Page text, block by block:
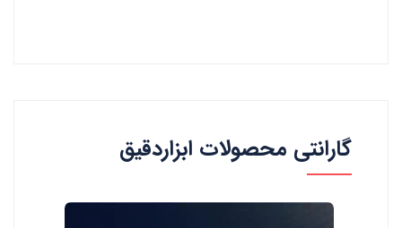
گارانتی محصولات ابزاردقیق